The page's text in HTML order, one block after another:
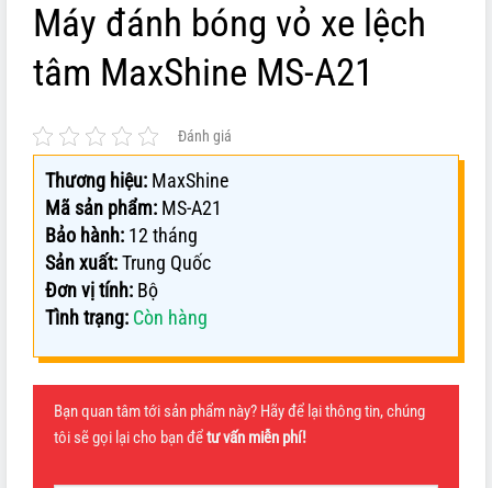
Máy đánh bóng vỏ xe lệch
tâm MaxShine MS-A21
Đánh giá
Thương hiệu: MaxShine
Mã sản phẩm: MS-A21
Bảo hành: 12 tháng
Sản xuất:Trung Quốc
Đơn vị tính: Bộ
Tình trạng: Còn hàng
Bạn quan tâm tới sản phẩm này? Hãy để lại thông tin, chúng
tôi sẽ gọi lại cho bạn đểtư vấn miễn phí!